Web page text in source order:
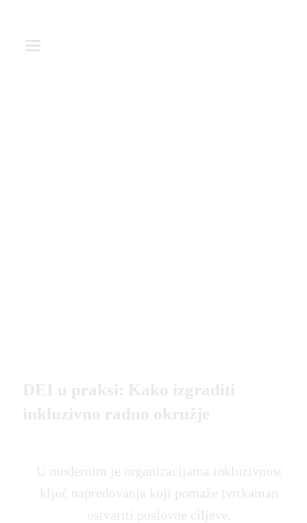
U modernim je organizacijama inkluzivnost
ključ napredovanja koji pomaže tvrtkaman
ostvariti poslovne ciljeve.